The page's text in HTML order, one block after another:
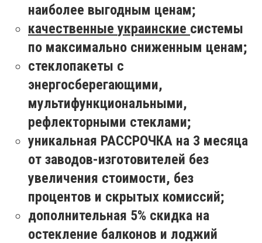
наиболее выгодным ценам;
качественные украинские системы
по максимально сниженным ценам;
стеклопакеты с
энергосберегающими,
мультифункциональными,
рефлекторными стеклами;
уникальная РАССРОЧКА на 3 месяца
от заводов-изготовителей без
увеличения стоимости, без
процентов и скрытых комиссий;
дополнительная 5% скидка на
остекление балконов и лоджий